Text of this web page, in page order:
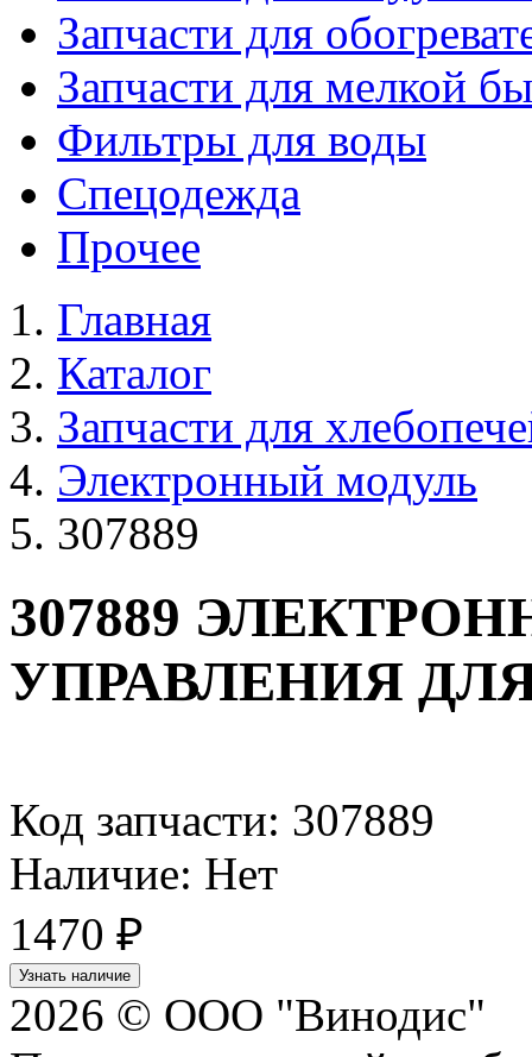
Запчасти для
Запчасти для мелкой
Фильтры для воды
Спецодежда
Прочее
Главная
Каталог
Запчасти для
Электронный модуль
307889
307889
УПРАВЛЕНИЯ
Код запчасти: 307889
Наличие: Нет
1470 ₽
Узнать наличие
2026 © ООО "Винодис"